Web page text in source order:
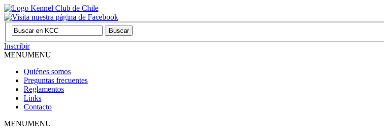
Inscribir
MENUMENU
Quiénes somos
Preguntas frecuentes
Reglamentos
Links
Contacto
MENUMENU